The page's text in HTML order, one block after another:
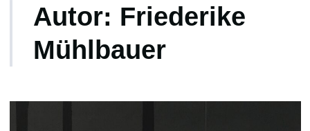
Autor: Friederike
Mühlbauer